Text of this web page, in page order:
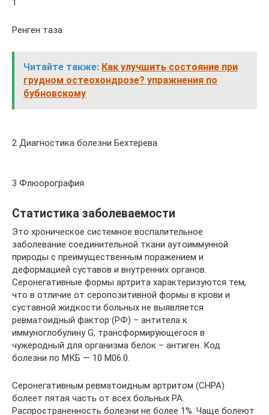
1
Ренген таза
Читайте также: Как улучшить состояние при
грудном остеохондрозе? упражнения по
бубновскому
2 Диагностика болезни Бехтерева
3 Флюорография
Статистика заболеваемости
Это хроническое системное воспалительное
заболевание соединительной ткани аутоиммунной
природы с преимущественным поражением и
деформацией суставов и внутренних органов.
Серонегативные формы артрита характеризуются тем,
что в отличие от серопозитивной формы в крови и
суставной жидкости больных не выявляется
ревматоидный фактор (РФ) – антитела к
иммуноглобулину G, трансформирующегося в
чужеродный для организма белок – антиген. Код
болезни по МКБ — 10 M06.0.
Серонегативным ревматоидным артритом (СНРА)
болеет пятая часть от всех больных РА.
Распространенность болезни не более 1%. Чаще болеют